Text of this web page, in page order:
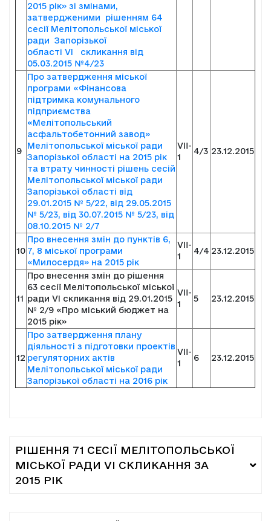
2015 рік» зі змінами,
затвердженими рішенням 64
сесії Мелітопольської міської
ради Запорізької
області VI
скликання від
05.03.2015 №4/23
9
Про затвердження міської
програми «Фінансова
підтримка комунального
підприємства
«Мелітопольський
асфальтобетонний завод»
Мелітопольської міської ради
Запорізької області на 2015 рік
та втрату чинності рішень сесій
Мелітопольської міської ради
Запорізької області від
29.01.2015 № 5/22, від 29.05.2015
№ 5/23, від 30.07.2015 № 5/23, від
08.10.2015 № 2/7
VII-
1
4/3 23.12.2015
10
Про внесення змін до пунктів 6,
7, 8 міської програми
«Милосердя» на 2015 рік
VII-
1
4/4 23.12.2015
11
Про внесення змін до рішення
63 сесії Мелітопольської міської
ради VI скликання від 29.01.2015
№ 2/9 «Про міський бюджет на
2015 рік»
VII-
1
5 23.12.2015
12
Про затвердження плану
діяльності з підготовки проектів
регуляторних актів
Мелітопольської міської ради
Запорізької області на 2016 рік
VII-
1
6 23.12.2015
РІШЕННЯ 71 СЕСІЇ МЕЛІТОПОЛЬСЬКОЇ
МІСЬКОЇ РАДИ VI СКЛИКАННЯ ЗА
2015 РІК